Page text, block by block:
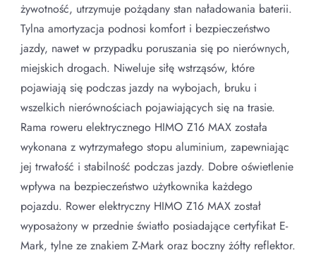
żywotność, utrzymuje pożądany stan naładowania baterii.
Tylna amortyzacja podnosi komfort i bezpieczeństwo
jazdy, nawet w przypadku poruszania się po nierównych,
miejskich drogach. Niweluje siłę wstrząsów, które
pojawiają się podczas jazdy na wybojach, bruku i
wszelkich nierównościach pojawiających się na trasie.
Rama roweru elektrycznego HIMO Z16 MAX została
wykonana z wytrzymałego stopu aluminium, zapewniając
jej trwałość i stabilność podczas jazdy. Dobre oświetlenie
wpływa na bezpieczeństwo użytkownika każdego
pojazdu. Rower elektryczny HIMO Z16 MAX został
wyposażony w przednie światło posiadające certyfikat E-
Mark, tylne ze znakiem Z-Mark oraz boczny żółty reflektor.